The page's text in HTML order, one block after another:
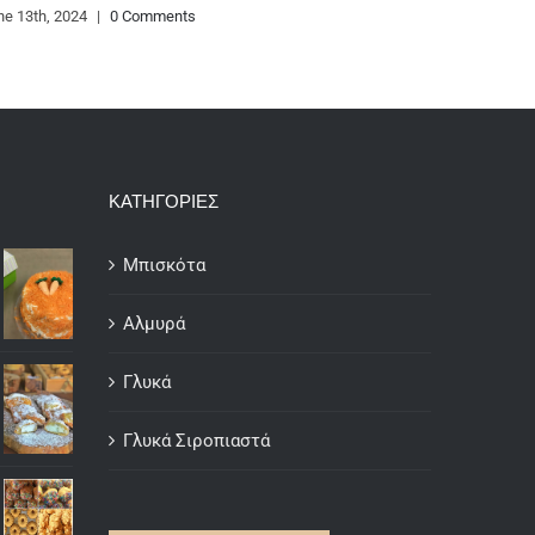
2024 | 0 Comments
ΚΑΤΗΓΟΡΙΕΣ
Μπισκότα
Αλμυρά
Γλυκά
Γλυκά Σιροπιαστά